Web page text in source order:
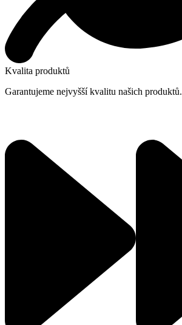
Kvalita produktů
Garantujeme nejvyšší kvalitu našich produktů.